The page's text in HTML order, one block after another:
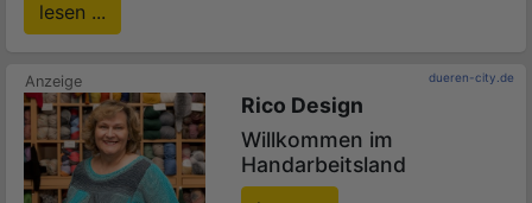
lesen ...
dueren-city.de
Rico Design
Willkommen im
Handarbeitsland